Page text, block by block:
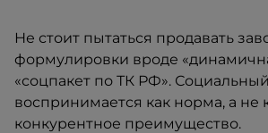
Не стоит пытаться продавать
формулировки вроде
«соцпакет по ТК РФ».
воспринимается как норма, а не
конкурентное преимущество.